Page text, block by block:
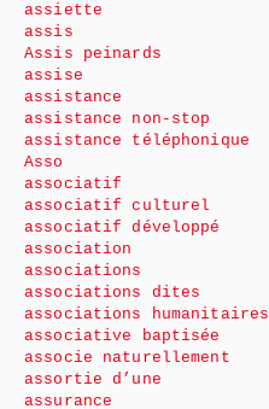
assiette
assis
Assis peinards
assise
assistance
assistance non-stop
assistance téléphonique
Asso
associatif
associatif culturel
associatif développé
association
associations
associations dites
associations humanitaires
associative baptisée
associe naturellement
assortie d’une
assurance